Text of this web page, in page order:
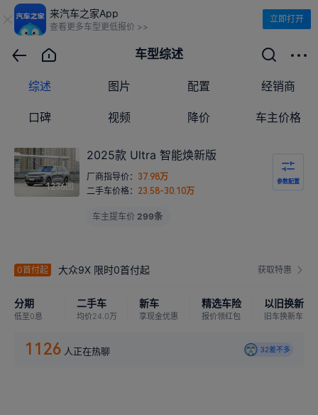
来汽车之家App
查看更多车型更低报价 >>
立即打开
车型综述
综述 图片 配置 经销商
口碑 视频 降价 车主价格
1236图
2025款 Ultra 智能焕新版
厂商指导价： 37.98万
二手车价格：
23.58-30.10万
参数配置
车主提车价 299条
0首付起 大众9X 限时0首付起 获取特惠
分期
低至0息
二手车
均价24.0万
新车
享现金优惠
精选车险
报价领红包
以旧换新
旧车换新车
1126 人正在热聊 32差不多